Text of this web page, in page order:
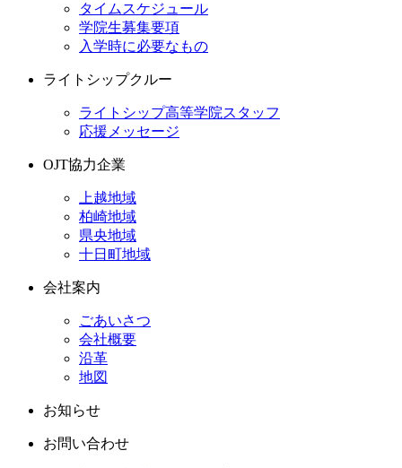
タイムスケジュール
学院生募集要項
入学時に必要なもの
ライトシップクルー
ライトシップ高等学院スタッフ
応援メッセージ
OJT協力企業
上越地域
柏崎地域
県央地域
十日町地域
会社案内
ごあいさつ
会社概要
沿革
地図
お知らせ
お問い合わせ